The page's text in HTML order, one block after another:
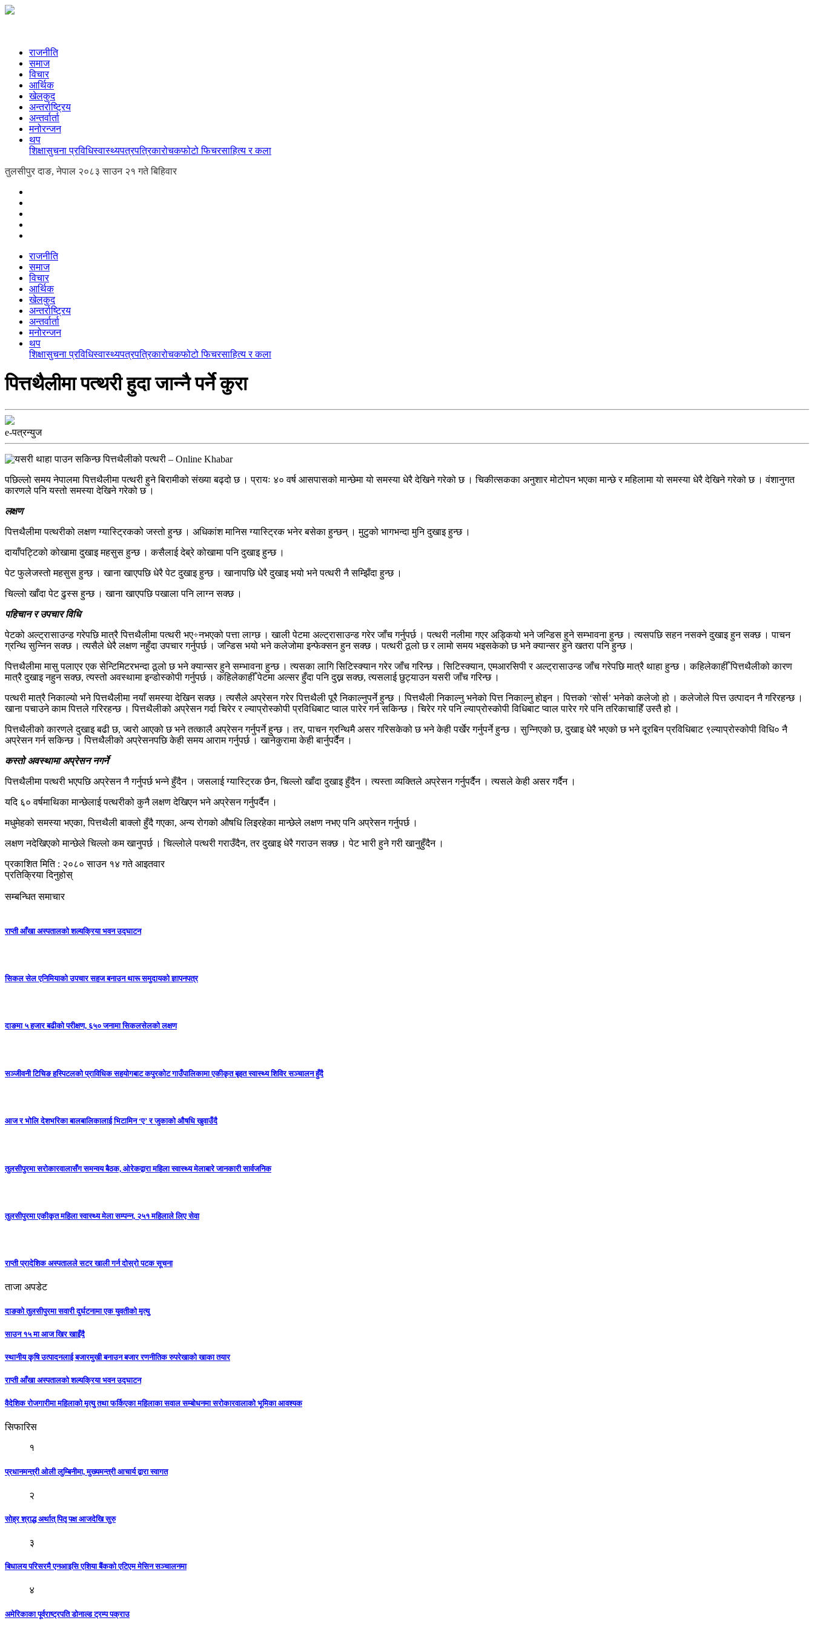
राजनीति
समाज
विचार
आर्थिक
खेलकुद
अन्तर्राष्ट्रिय
अन्तर्वार्ता
मनोरन्जन
थप
शिक्षासुचना प्रविधिस्वास्थ्यपत्रपत्रिकारोचकफोटो फिचरसाहित्य र कला
तुलसीपुर दाङ, नेपाल २०८३ साउन २१ गते बिहिवार
राजनीति
समाज
विचार
आर्थिक
खेलकुद
अन्तर्राष्ट्रिय
अन्तर्वार्ता
मनोरन्जन
थप
शिक्षासुचना प्रविधिस्वास्थ्यपत्रपत्रिकारोचकफोटो फिचरसाहित्य र कला
पित्तथैलीमा पत्थरी हुदा जान्नै पर्ने कुरा
e-पत्रन्युज
पछिल्लो समय नेपालमा पित्तथैलीमा पत्थरी हुने बिरामीको संख्या बढ्दो छ । प्रायः ४० वर्ष आसपासको मान्छेमा यो समस्या धेरै देखिने गरेको छ । चिकीत्सकका अनुशार मोटोपन भएका मान्छे र महिलामा यो समस्या धेरै देखिने गरेको छ । वंशानुगत
कारणले पनि यस्तो समस्या देखिने गरेको छ ।
लक्षण
पित्तथैलीमा पत्थरीको लक्षण ग्यास्ट्रिकको जस्तो हुन्छ । अधिकांश मानिस ग्यास्ट्रिक भनेर बसेका हुन्छन् । मुटुको भागभन्दा मुनि दुखाइ हुन्छ ।
दायाँपट्टिको कोखामा दुखाइ महसुस हुन्छ । कसैलाई देब्रे कोखामा पनि दुखाइ हुन्छ ।
पेट फुलेजस्तो महसुस हुन्छ । खाना खाएपछि धेरै पेट दुखाइ हुन्छ । खानापछि धेरै दुखाइ भयो भने पत्थरी नै सम्झिँदा हुन्छ ।
चिल्लो खाँदा पेट ढुस्स हुन्छ । खाना खाएपछि पखाला पनि लाग्न सक्छ ।
पहिचान र उपचार विधि
पेटको अल्ट्रासाउन्ड गरेपछि मात्रै पित्तथैलीमा पत्थरी भए÷नभएको पत्ता लाग्छ । खाली पेटमा अल्ट्रासाउन्ड गरेर जाँच गर्नुपर्छ । पत्थरी नलीमा गएर अड्कियो भने जन्डिस हुने सम्भावना हुन्छ । त्यसपछि सहन नसक्ने दुखाइ हुन सक्छ । पाचन
ग्रन्थि सुन्निन सक्छ । त्यसैले धेरै लक्षण नहुँदा उपचार गर्नुपर्छ । जन्डिस भयो भने कलेजोमा इन्फेक्सन हुन सक्छ । पत्थरी ठूलो छ र लामो समय भइसकेको छ भने क्यान्सर हुने खतरा पनि हुन्छ ।
पित्तथैलीमा मासु पलाएर एक सेन्टिमिटरभन्दा ठूलो छ भने क्यान्सर हुने सम्भावना हुन्छ । त्यसका लागि सिटिस्क्यान गरेर जाँच गरिन्छ । सिटिस्क्यान, एमआरसिपी र अल्ट्रासाउन्ड जाँच गरेपछि मात्रै थाहा हुन्छ । कहिलेकाहीँ पित्तथैलीको कारण
मात्रै दुखाइ नहुन सक्छ, त्यस्तो अवस्थामा इन्डोस्कोपी गर्नुपर्छ । कहिलेकाहीँ पेटमा अल्सर हुँदा पनि दुख्न सक्छ, त्यसलाई छुट्याउन यसरी जाँच गरिन्छ ।
पत्थरी मात्रै निकाल्यो भने पित्तथैलीमा नयाँ समस्या देखिन सक्छ । त्यसैले अप्रेसन गरेर पित्तथैली पूरै निकाल्नुपर्ने हुन्छ । पित्तथैली निकाल्नु भनेको पित्त निकाल्नु होइन । पित्तको ‘सोर्स’ भनेको कलेजो हो । कलेजोले पित्त उत्पादन नै गरिरहन्छ ।
खाना पचाउने काम पित्तले गरिरहन्छ । पित्तथैलीको अप्रेसन गर्दा चिरेर र ल्याप्रोस्कोपी प्रविधिबाट प्वाल पारेर गर्न सकिन्छ । चिरेर गरे पनि ल्याप्रोस्कोपी विधिबाट प्वाल पारेर गरे पनि तरिकाचाहिँ उस्तै हो ।
पित्तथैलीको कारणले दुखाइ बढी छ, ज्वरो आएको छ भने तत्कालै अप्रेसन गर्नुपर्ने हुन्छ । तर, पाचन ग्रन्थिमै असर गरिसकेको छ भने केही पर्खेर गर्नुपर्ने हुन्छ । सुन्निएको छ, दुखाइ धेरै भएको छ भने दूरबिन प्रविधिबाट ९ल्याप्रोस्कोपी विधि० नै
अप्रेसन गर्न सकिन्छ । पित्तथैलीको अप्रेसनपछि केही समय आराम गर्नुपर्छ । खानेकुरामा केही बार्नुपर्दैन ।
कस्तो अवस्थामा अप्रेसन नगर्ने
पित्तथैलीमा पत्थरी भएपछि अप्रेसन नै गर्नुपर्छ भन्ने हुँदैन । जसलाई ग्यास्ट्रिक छैन, चिल्लो खाँदा दुखाइ हुँदैन । त्यस्ता व्यक्तिले अप्रेसन गर्नुपर्दैन । त्यसले केही असर गर्दैन ।
यदि ६० वर्षमाथिका मान्छेलाई पत्थरीको कुनै लक्षण देखिएन भने अप्रेसन गर्नुपर्दैन ।
मधुमेहको समस्या भएका, पित्तथैली बाक्लो हुँदै गएका, अन्य रोगको औषधि लिइरहेका मान्छेले लक्षण नभए पनि अप्रेसन गर्नुपर्छ ।
लक्षण नदेखिएको मान्छेले चिल्लो कम खानुपर्छ । चिल्लोले पत्थरी गराउँदैन, तर दुखाइ धेरै गराउन सक्छ । पेट भारी हुने गरी खानुहुँदैन ।
प्रकाशित मिति : २०८० साउन १४ गते आइतवार
प्रतिक्रिया दिनुहोस्
सम्बन्धित समाचार
राप्ती आँखा अस्पतालको शल्यक्रिया भवन उद्घाटन
सिकल सेल एनिमियाको उपचार सहज बनाउन थारू समुदायको ज्ञापनपत्र
दाङमा ५ हजार बढीको परीक्षण, ६५० जनामा सिकलसेलको लक्षण
सञ्जीवनी टिचिङ हस्पिटलको प्राविधिक सहयोगबाट कपुरकोट गाउँपालिकामा एकीकृत बृहत स्वास्थ्य शिविर सञ्चालन हुँदै
आज र भोलि देशभरिका बालबालिकालाई भिटामिन ‘ए’ र जुकाको औषधि खुवाउँदै
तुलसीपुरमा सरोकारवालासँग समन्वय बैठक, ओरेकद्वारा महिला स्वास्थ्य मेलाबारे जानकारी सार्वजनिक
तुलसीपुरमा एकीकृत महिला स्वास्थ्य मेला सम्पन्न, २५१ महिलाले लिए सेवा
राप्ती प्रादेशिक अस्पतालले सटर खाली गर्न दोस्रो पटक सूचना
ताजा अपडेट
दाङको तुलसीपुरमा सवारी दुर्घटनामा एक युवतीको मृत्यु
साउन १५ मा आज खिर खाइँदै
स्थानीय कृषि उत्पादनलाई बजारमुखी बनाउन बजार रणनीतिक रुपरेखाको खाका तयार
राप्ती आँखा अस्पतालको शल्यक्रिया भवन उद्घाटन
वैदेशिक रोजगारीमा महिलाको मृत्यु तथा फर्किएका महिलाका सवाल सम्बोधनमा सरोकारवालाको भूमिका आवश्यक
सिफारिस
१
प्रधानमन्त्री ओली लुम्बिनीमा, मुख्यमन्त्री आचार्य द्वारा स्वागत
२
सोह्र श्राद्ध अर्थात् पितृ पक्ष आजदेखि सुरु
३
बिधालय परिसरमै एनआइसि एशिया बैंकको एटिएम मेसिन सञ्चालनमा
४
अमेरिकाका पूर्वराष्ट्रपति डोनाल्ड ट्रम्प पक्राउ